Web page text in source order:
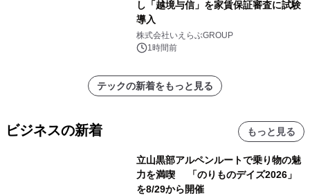
し「越境与信」を家賃保証審査に試験
導入
株式会社いえらぶGROUP
1時間前
テックの新着をもっと見る
ビジネスの新着 もっと見る
立山黒部アルペンルートで乗り物の魅
力を満喫 「のりものデイズ2026」
を8/29から開催